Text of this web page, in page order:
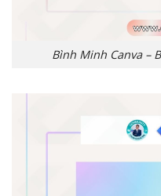
Bình Minh Canva –